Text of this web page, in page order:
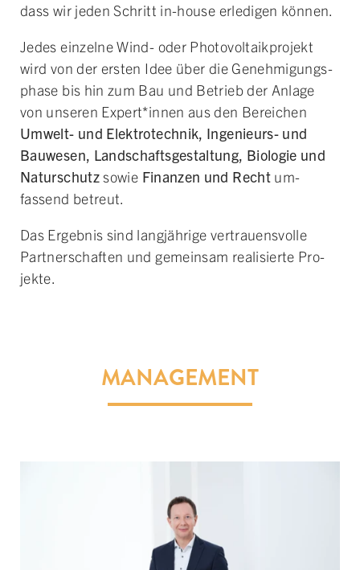
dass wir jeden Schritt in-house erledigen können.
Jedes einzelne Wind- oder Photo­voltaik­projekt
wird von der ersten Idee über die Ge­nehmigungs­
phase bis hin zum Bau und Betrieb der An­lage
von unseren Expert­*innen aus den Be­reichen
Umwelt- und Elektro­technik, Ingenieurs- und
Bau­wesen, Land­schafts­gestaltung, Bio­logie und
Natur­schutzsowie Finanzen und Rechtum­
fassend be­treut.
Das Ergebnis sind lang­jährige vertrauens­volle
Partner­schaften und gemein­sam realisierte Pro­
jekte.
MANAGEMENT